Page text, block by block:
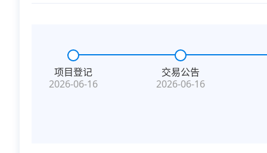
项目登记
2026-06-16
交易公告
2026-06-16